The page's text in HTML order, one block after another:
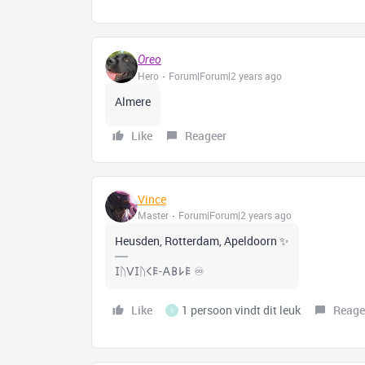
Oreo
Hero
Forum|Forum|2 years ago
Almere
Like Reageer
Vince
Master Forum|Forum|2 years ago
Heusden, Rotterdam, Apeldoorn ✨
𐌆ᚢꓦ𐌆ᚢ𐌂𐌄-𐌀𐌁𐌋𐌄 ♾️
Like I 1 persoon vindt dit leuk